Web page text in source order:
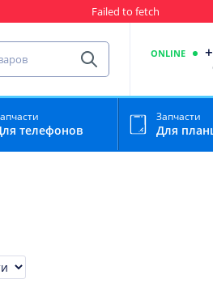
устройства
Найти
ONLINE
телефонов
Запчасти
Для